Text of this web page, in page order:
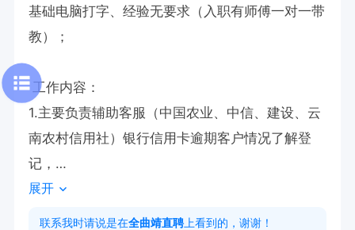
基础电脑打字、经验无要求（入职有师傅一对一带
教）；
工作内容：
1.主要负责辅助客服（中国农业、中信、建设、云
南农村信用社）银行信用卡逾期客户情况了解登
记，
2.通知客户及时缴纳信用卡逾期金额，不带销售性
质，客户银行提供，外呼电话银行提供；
展开
联系我时请说是在全曲靖直聘 上看到的，谢谢！